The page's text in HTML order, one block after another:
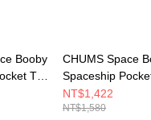
Booby
T-
衣 米灰
CHUMS Space
Spaceship
Shirt 男 短袖上
CH012701A001
NT$1,422
NT$1,580